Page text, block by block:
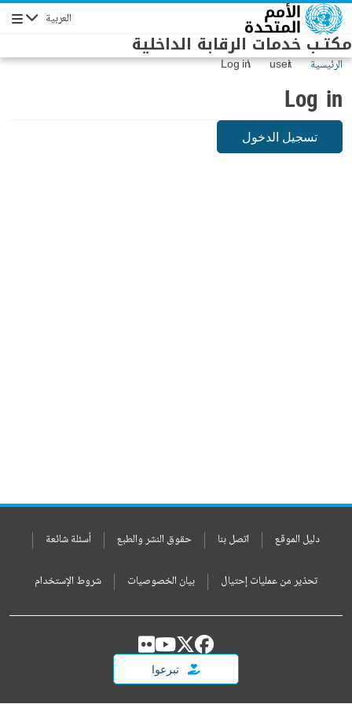
Skip to main content العربية
مكتـب خدمات الرقابة الداخلية
الرئيسية user
Log in
Log in
تسجيل الدخول
دليل الموقع اتصل بنا حقوق النشر والطبع أسئلة شائعة
تحذير من عمليات إحتيال بيان الخصوصيات شروط الإستخدام
تبرعوا